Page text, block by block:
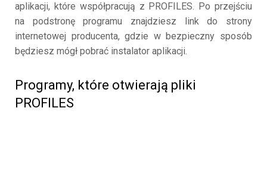
aplikacji, które współpracują z PROFILES. Po przejściu
na podstronę programu znajdziesz link do strony
internetowej producenta, gdzie w bezpieczny sposób
będziesz mógł pobrać instalator aplikacji.
Programy, które otwierają pliki
PROFILES